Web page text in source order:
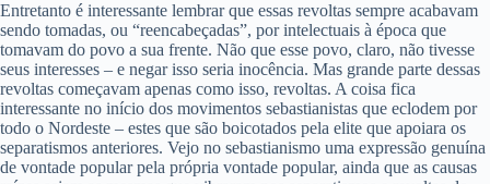
Entretanto é interessante lembrar que essas revoltas sempre acabavam
sendo tomadas, ou “reencabeçadas”, por intelectuais à época que
tomavam do povo a sua frente. Não que esse povo, claro, não tivesse
seus interesses – e negar isso seria inocência. Mas grande parte dessas
revoltas começavam apenas como isso, revoltas. A coisa fica
interessante no início dos movimentos sebastianistas que eclodem por
todo o Nordeste – estes que são boicotados pela elite que apoiara os
separatismos anteriores. Vejo no sebastianismo uma expressão genuína
de vontade popular pela própria vontade popular, ainda que as causas